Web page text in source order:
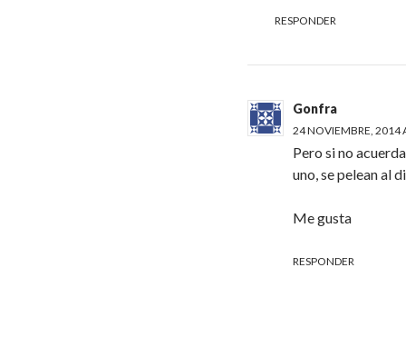
RESPONDER
Gonfra
24 NOVIEMBRE, 2014
Pero si no
uno, se pelean al
Me gusta
RESPONDER